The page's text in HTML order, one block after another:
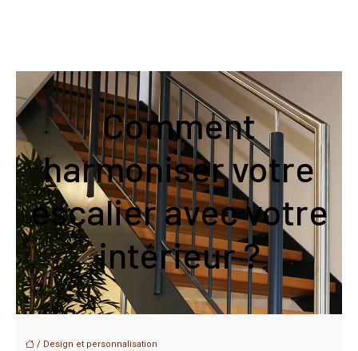
Comment
harmoniser votre
escalier avec votre
intérieur ?
/ Design et personnalisation